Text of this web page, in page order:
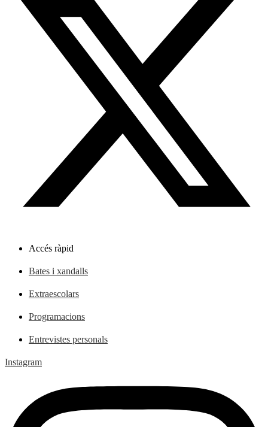
Accés ràpid
Bates i xandalls
Extraescolars
Programacions
Entrevistes personals
Instagram